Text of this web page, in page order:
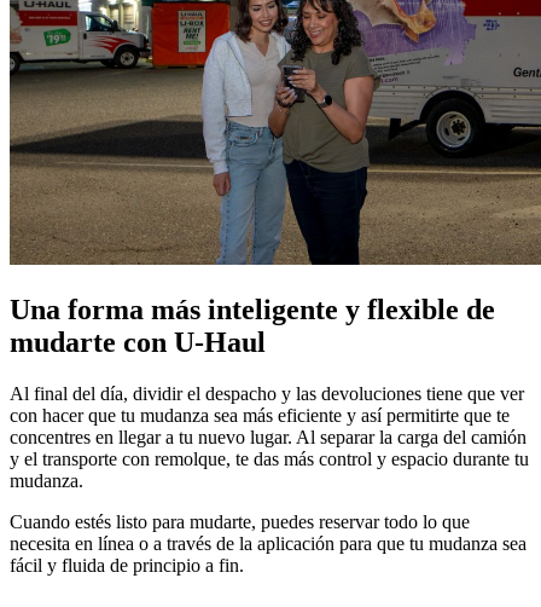
Una forma más inteligente y flexible de
mudarte con U-Haul
Al final del día, dividir el despacho y las devoluciones tiene que ver
con hacer que tu mudanza sea más eficiente y así permitirte que te
concentres en llegar a tu nuevo lugar. Al separar la carga del camión
y el transporte con remolque, te das más control y espacio durante tu
mudanza.
Cuando estés listo para mudarte, puedes reservar todo lo que
necesita en línea o a través de la aplicación para que tu mudanza sea
fácil y fluida de principio a fin.